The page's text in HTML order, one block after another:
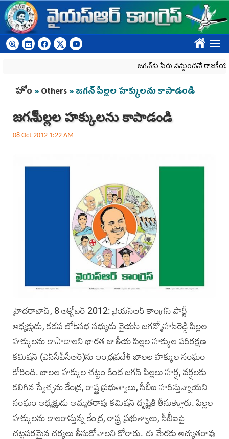
Skip to main content
????
జగన్‌కు పేరు వస్తుందనే రాజకీయ కక్షతో
You are here
హోం »Others» జగన్ పిల్లల హక్కులను కాపాడండి
జగన్ పిల్లల హక్కులను కాపాడండి
08 Oct 2012 1:22 AM
హైదరాబాద్, ‌8 అక్టోబర్‌ 2012: వైయస్‌ఆర్ కాంగ్రె‌స్ పార్టీ
అధ్యక్షుడు,‌ కడప లోక్‌సభ సభ్యుడు వైయస్‌ జగన్మోహన్‌రెడ్డి పిల్లల
హక్కులను కాపాడాలని భారత జాతీయ పిల్లల హక్కుల పరిరక్షణ
కమిషన్ (ఎ‌న్‌సీపీసీఆర్)ను ఆంధ్రప్రదే‌శ్ బాలల హక్కుల సంఘం
కోరింది. బాలల హక్కుల చట్టం కింద జగ‌న్ పిల్లలు హర్ష, వర్షలకు
కలిగిన స్వేచ్ఛను కేంద్ర, రాష్ట్ర ప్రభుత్వాలు, సీబీఐ హరిస్తున్నాయని
సంఘం అధ్యక్షుడు అచ్యుతరావు కమిష‌న్ దృష్టికి తీసుకెళ్లారు. పిల్లల
హక్కులను కాలరాస్తున్న కేంద్ర, రాష్ట్ర ప్రభుత్వాలు, సీబీఐపై
చట్టపరమైన చర్యలు తీసుకోవాలని కోరారు. ఈ మేరకు ‌అచ్యుతరావు